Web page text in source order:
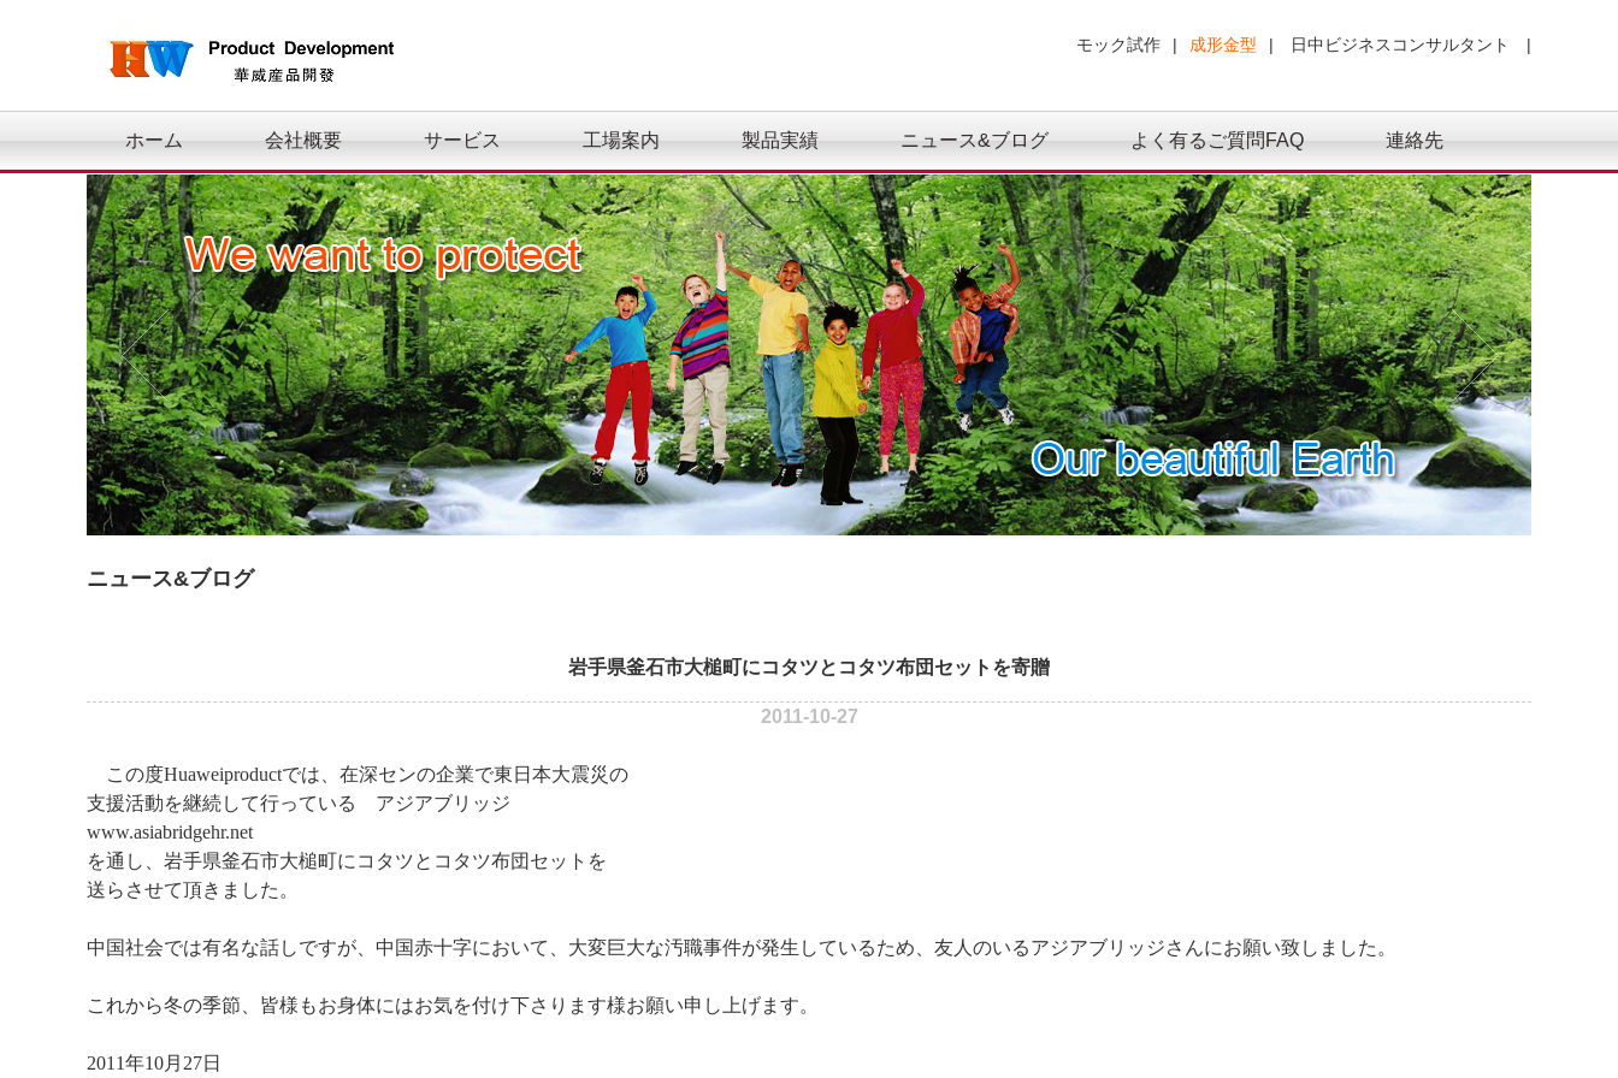
モック試作 | 成形金型 | 日中ビジネスコンサルタント |
ホーム 会社概要 サービス 工場案内 製品実績 ニュース&ブログ よく有るご質問FAQ 連絡先
ニュース&ブログ
岩手県釜石市大槌町にコタツとコタツ布団セットを寄贈
2011-10-27
この度Huaweiproductでは、在深センの企業で東日本大震災の
支援活動を継続して行っている アジアブリッジ
www.asiabridgehr.net
を通し、岩手県釜石市大槌町にコタツとコタツ布団セットを
送らさせて頂きました。
中国社会では有名な話しですが、中国赤十字において、大変巨大な汚職事件が発生しているため、友人のいるアジアブリッジさんにお願い致しました。
これから冬の季節、皆様もお身体にはお気を付け下さります様お願い申し上げます。
2011年10月27日